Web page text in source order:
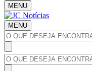
MENU
MENU